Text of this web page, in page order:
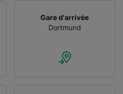
Gare d'arrivée
Dortmund
les
pour
mesure de
développement de